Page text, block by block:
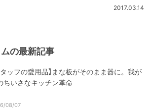
2017.03.14
の最新記事
タッフの愛用品】まな板がそのまま器に。我が
ちいさなキッチン革命
08/07